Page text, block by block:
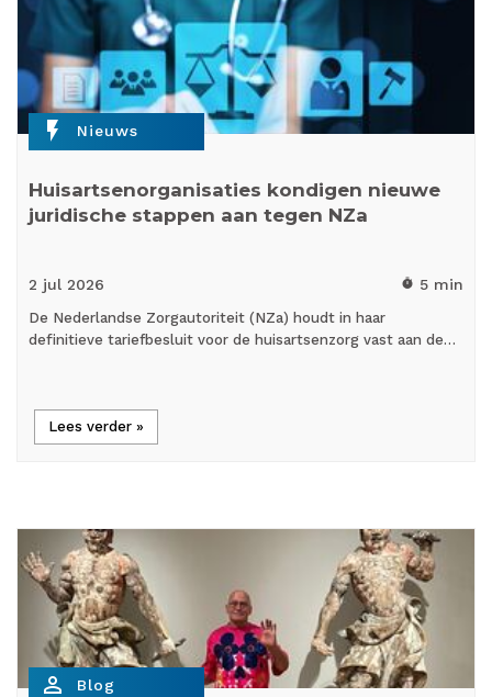
flash_on Nieuws
Huisartsenorganisaties kondigen nieuwe
juridische stappen aan tegen NZa
2 jul 2026 timer 5 min
De Nederlandse Zorgautoriteit (NZa) houdt in haar
definitieve tariefbesluit voor de huisartsenzorg vast aan de…
Lees verder »
person_outline Blog